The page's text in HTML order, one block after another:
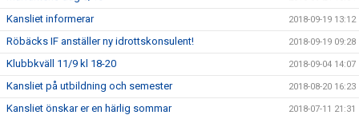
Kansliet informerar 2018-09-19 13:12
Röbäcks IF anställer ny idrottskonsulent! 2018-09-19 09:28
Klubbkväll 11/9 kl 18-20 2018-09-04 14:07
Kansliet på utbildning och semester 2018-08-20 16:23
Kansliet önskar er en härlig sommar 2018-07-11 21:31